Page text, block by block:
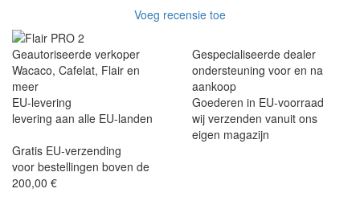
Voeg recensie toe
Geautoriseerde verkoper
Wacaco, Cafelat, Flair en
meer
Gespecialiseerde dealer
ondersteuning voor en na
aankoop
EU-levering
levering aan alle EU-landen
Goederen in EU-voorraad
wij verzenden vanuit ons
eigen magazijn
Gratis EU-verzending
voor bestellingen boven de
200,00 €